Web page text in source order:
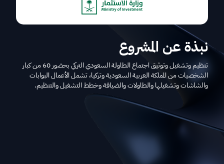
نبذة عن المشروع
تنظيم وتشغيل وتوثيق اجتماع الطاولة السعودي التركي بحضور 60 من كبار
الشخصيات من المملكة العربية السعودية وتركيا، تشمل الأعمال البوابات
والشاشات وتشغيلها والطاولات والضيافة وخطط التشغيل والتنظيم.